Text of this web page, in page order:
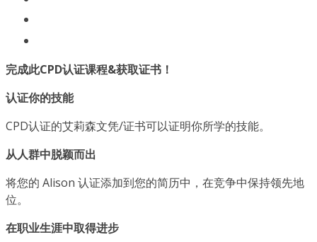
完成此CPD认证课程&获取证书！
认证你的技能
CPD认证的艾莉森文凭/证书可以证明你所学的技能。
从人群中脱颖而出
将您的 Alison 认证添加到您的简历中，在竞争中保持领先地
位。
在职业生涯中取得进步